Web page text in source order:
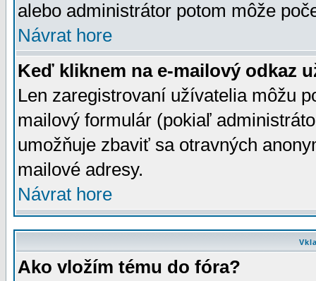
alebo administrátor potom môže
Návrat hore
Keď kliknem na e-mailový odkaz
Len zaregistrovaní užívatelia môžu
mailový formulár (pokiaľ
umožňuje zbaviť sa otravných
mailové adresy.
Návrat hore
Ako vložím tému do fóra?